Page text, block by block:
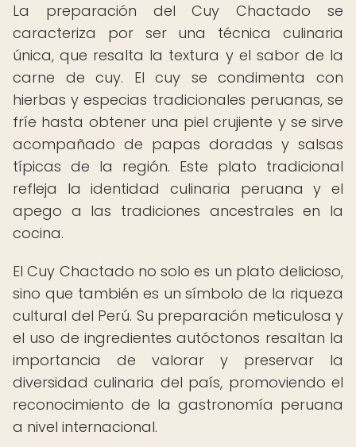
La preparación del Cuy Chactado se
caracteriza por ser una técnica culinaria
única, que resalta la textura y el sabor de la
carne de cuy. El cuy se condimenta con
hierbas y especias tradicionales peruanas, se
fríe hasta obtener una piel crujiente y se sirve
acompañado de papas doradas y salsas
típicas de la región. Este plato tradicional
refleja la identidad culinaria peruana y el
apego a las tradiciones ancestrales en la
cocina.
El Cuy Chactado no solo es un plato delicioso,
sino que también es un símbolo de la riqueza
cultural del Perú. Su preparación meticulosa y
el uso de ingredientes autóctonos resaltan la
importancia de valorar y preservar la
diversidad culinaria del país, promoviendo el
reconocimiento de la gastronomía peruana
a nivel internacional.